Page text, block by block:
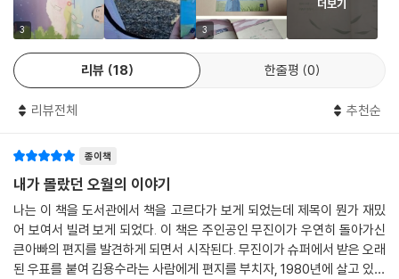
『오월의 편지』는 1980년 광주의 5월을 그리고 있다. 시공간을 훌쩍 뛰어
넘는 편지 한 통으로 시작된 무진이와 용주의 펜팔은 독자를 대한민국의
아픈 현대사 속으로 안내한다. 사건의 진실이 하나씩 밝혀지면서 무진이와
용주는 서로 다른 시각으로 5.18민주화운동을 지켜보며 반성하고 후회한
사가 없는 집이 거의 없다고 할 정도로, 그해 5월 많은 사람들이 희생당했
며, 누군가의 부모였거나, 누군가의 자식이었던 사람들이다.
누군가 그들을 정당하지 않은 방법으로 탄압했던 사건이, 40여 년 전 광주
에서 있었던 것이다. 하지만 사건의 진실은커녕 분명하게 책임을 져야 하
는 사람들은 오래도록 사과 한마디 하지 않고 있다. 그때의 희생자와 그 가
족들은 오랜 세월 그날의 아픔과 상처를 고스란히 짊어지고 살고 있다. 용
3 3
더보기
리뷰 18 한줄평 0
리뷰전체 추천순
종이책
내가 몰랐던 오월의 이야기
나는 이 책을 도서관에서 책을 고르다가 보게 되었는데 제목이 뭔가 재밌
어 보여서 빌려 보게 되었다. 이 책은 주인공인 무진이가 우연히 돌아가신
큰아빠의 편지를 발견하게 되면서 시작된다. 무진이가 슈퍼에서 받은 오래
된 우표를 붙여 김용수라는 사람에게 편지를 부치자, 1980년에 살고 있는